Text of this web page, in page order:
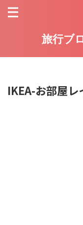
旅行ブ
IKEA-お部屋レ